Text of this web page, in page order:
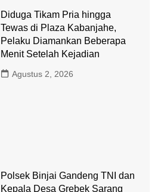
Diduga Tikam Pria hingga
Tewas di Plaza Kabanjahe,
Pelaku Diamankan Beberapa
Menit Setelah Kejadian
Agustus 2, 2026
Polsek Binjai Gandeng TNI dan
Kepala Desa Grebek Sarang